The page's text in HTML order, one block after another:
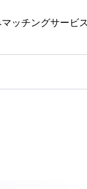
ッチングサービ